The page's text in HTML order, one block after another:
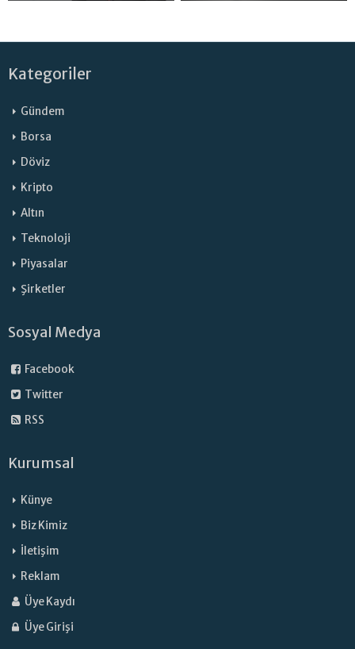
Kategoriler
Gündem
Borsa
Döviz
Kripto
Altın
Teknoloji
Piyasalar
Şirketler
Sosyal Medya
Facebook
Twitter
RSS
Kurumsal
Künye
Biz Kimiz
İletişim
Reklam
Üye Kaydı
Üye Girişi